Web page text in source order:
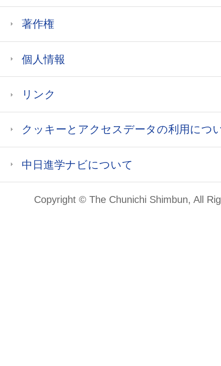
著作権
個人情報
リンク
クッキーとアクセスデータの利用につ
中日進学ナビについて
Copyright © The Chunichi Shimbun, All